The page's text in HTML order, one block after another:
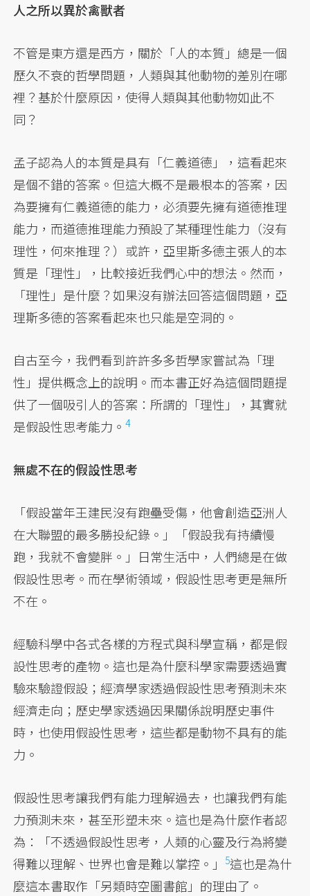
人之所以異於禽獸者
不管是東方還是西方，關於「人的本質」總是一個
歷久不衰的哲學問題，人類與其他動物的差別在哪
裡？基於什麼原因，使得人類與其他動物如此不
同？
孟子認為人的本質是具有「仁義道德」，這看起來
是個不錯的答案。但這大概不是最根本的答案，因
為要擁有仁義道德的能力，必須要先擁有道德推理
能力，而道德推理能力預設了某種理性能力（沒有
理性，何來推理？）或許，亞里斯多德主張人的本
質是「理性」，比較接近我們心中的想法。然而，
「理性」是什麼？如果沒有辦法回答這個問題，亞
理斯多德的答案看起來也只能是空洞的。
自古至今，我們看到許許多多哲學家嘗試為「理
性」提供概念上的說明。而本書正好為這個問題提
供了一個吸引人的答案：所謂的「理性」，其實就
是假設性思考能力。4
無處不在的假設性思考
「假設當年王建民沒有跑壘受傷，他會創造亞洲人
在大聯盟的最多勝投紀錄。」「假設我有持續慢
跑，我就不會變胖。」日常生活中，人們總是在做
假設性思考。而在學術領域，假設性思考更是無所
不在。
經驗科學中各式各樣的方程式與科學宣稱，都是假
設性思考的產物。這也是為什麼科學家需要透過實
驗來驗證假設；經濟學家透過假設性思考預測未來
經濟走向；歷史學家透過因果關係說明歷史事件
時，也使用假設性思考，這些都是動物不具有的能
力。
假設性思考讓我們有能力理解過去，也讓我們有能
力預測未來，甚至形塑未來。這也是為什麼作者認
為：「不透過假設性思考，人類的心靈及行為將變
得難以理解、世界也會是難以掌控。」
5這也是為什
麼這本書取作「另類時空圖書館」的理由了。